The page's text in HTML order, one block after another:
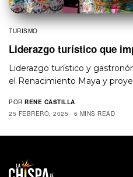
TURISMO
Liderazgo turístico que
Liderazgo turístico y
el Renacimiento Maya y
POR RENE CASTILLA
25 FEBRERO, 2025
6 MINS READ